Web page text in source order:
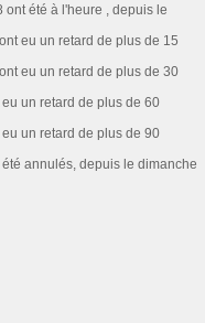
ont été à l'heure , depuis le
eu un retard de plus de 15
eu un retard de plus de 30
un retard de plus de 60
un retard de plus de 90
annulés, depuis le dimanche